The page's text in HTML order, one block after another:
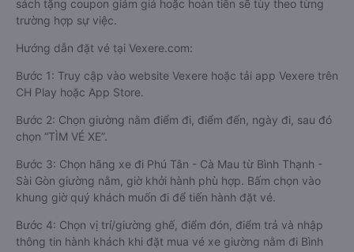
sách tặng coupon giảm giá hoặc hoàn tiền sẽ tùy theo từng
trường hợp sự việc.
Hướng dẫn đặt vé tại Vexere.com:
Bước 1: Truy cập vào website Vexere hoặc tải app Vexere trên
CH Play hoặc App Store.
Bước 2: Chọn giường nằm điểm đi, điểm đến, ngày đi, sau đó
chọn “TÌM VÉ XE”.
Bước 3: Chọn hãng xe đi Phú Tân - Cà Mau từ Bình Thạnh -
Sài Gòn giường nằm, giờ khởi hành phù hợp. Bấm chọn vào
khung giờ quý khách muốn đi để tiến hành đặt vé.
Bước 4: Chọn vị trí/giường ghế, điểm đón, điểm trả và nhập
thông tin hành khách khi đặt mua vé xe giường nằm đi Bình